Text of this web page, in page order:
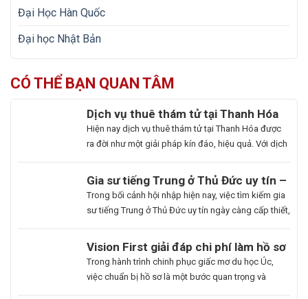
Đại Học Hàn Quốc
Đại học Nhật Bản
CÓ THỂ BẠN QUAN TÂM
Dịch vụ thuê thám tử tại Thanh Hóa
uy tín và hoạt động 24/7
Hiện nay dịch vụ thuê thám tử tại Thanh Hóa được
ra đời như một giải pháp kín đáo, hiệu quả. Với dịch
thông tin cần thiết và bảo vệ cuộc sống, công việc
một cách chủ động. Để giúp bạn có thể hiểu rõ hơn
Gia sư tiếng Trung ở Thủ Đức uy tín –
Hoa Ngữ Đông Phương
Trong bối cảnh hội nhập hiện nay, việc tìm kiếm gia
sư tiếng Trung ở Thủ Đức uy tín ngày càng cấp thiết,
du học. Hoa Ngữ Đông Phương với nhiều năm kinh
nghiệm, cam kết mang lại chất lượng giảng dạy
vượt trội, giúp […]
Vision First giải đáp chi phí làm hồ sơ
du học Úc có đắt không?
Trong hành trình chinh phục giấc mơ du học Úc,
việc chuẩn bị hồ sơ là một bước quan trọng và
Du
Học
Hàn
Bạn